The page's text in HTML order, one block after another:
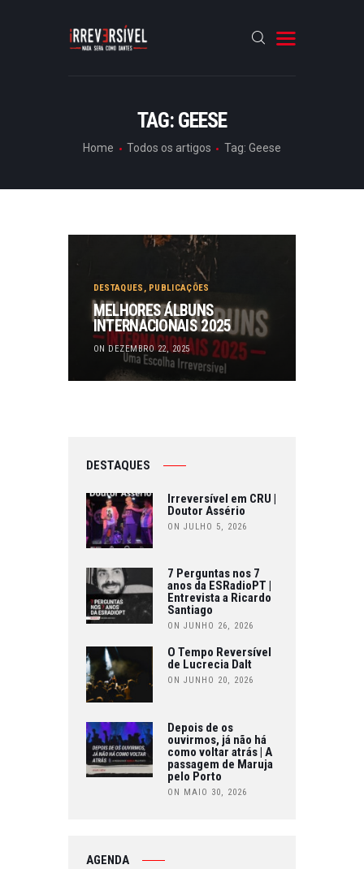
TAG: GEESE
Home Todos os artigos Tag: Geese
CRÓNICAS
DESTAQUES , PUBLICAÇÕES
MELHORES ÁLBUNS
INTERNACIONAIS 2025
ON DEZEMBRO 22, 2025
DESTAQUES
Irreversível em CRU |
Doutor Assério
ON JULHO 5, 2026
7 Perguntas nos 7
anos da ESRadioPT |
Entrevista a Ricardo
Santiago
ON JUNHO 26, 2026
O Tempo Reversível
de Lucrecia Dalt
ON JUNHO 20, 2026
Depois de os
ouvirmos, já não há
como voltar atrás | A
passagem de Maruja
pelo Porto
ON MAIO 30, 2026
AGENDA